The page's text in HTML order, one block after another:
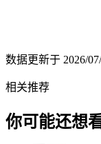
数据更新于 2026/
相关推荐
你可能还想